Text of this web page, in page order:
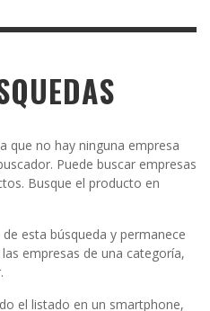
que no hay ninguna empresa
Puede buscar empresas
Busque el producto en
esta búsqueda y permanece
empresas de una categoría,
el listado en un smartphone,